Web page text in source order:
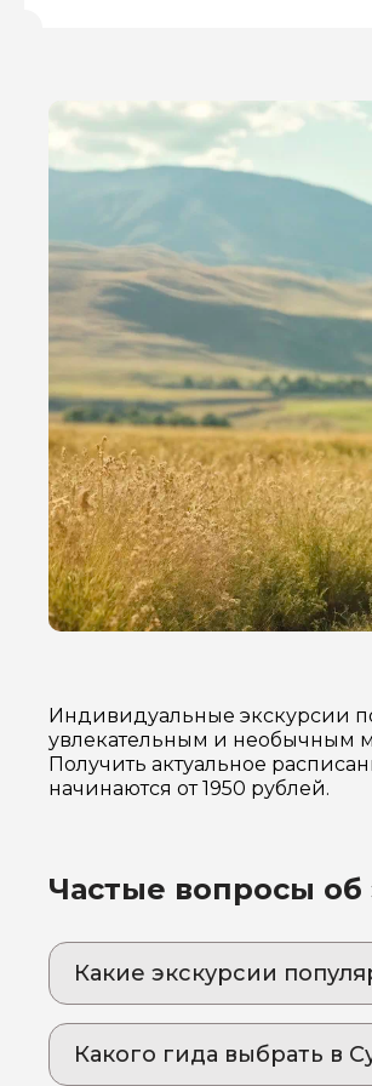
Индивидуальные экскурсии
увлекательным и необычным
Получить актуальное
начинаются от 1950 рублей.
Частые вопросы об
Какие экскурсии
Какого гида выбрать в